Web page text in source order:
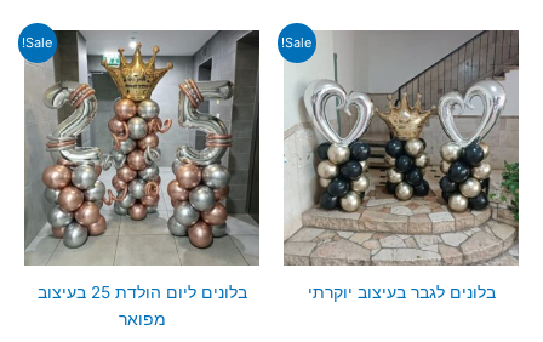
Sale!
בלונים לגבר בעיצוב יוקרתי
Sale!
בלונים ליום הולדת 25 בעיצוב
מפואר